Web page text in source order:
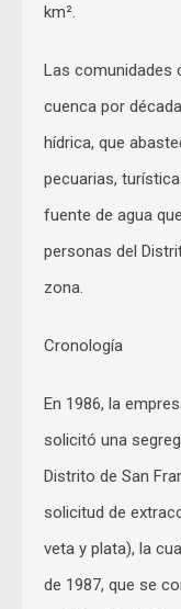
km².
Las comunidades
cuenca por
hídrica, que
pecuarias,
fuente de agua
personas del
zona.
Cronología
En 1986, la
solicitó una
Distrito de San
solicitud de
veta y plata), la
de 1987, que se